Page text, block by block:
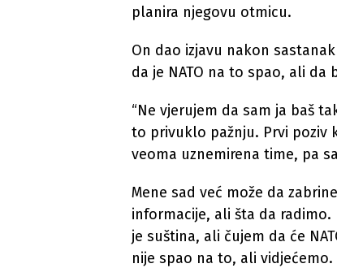
planira njegovu otmicu.
On dao izjavu nakon
da je NATO na to spao, ali
“Ne vjerujem da sam ja baš
to privuklo pažnju. Prvi poziv
veoma uznemirena time, pa
Mene sad već može da
informacije, ali šta da
je suština, ali čujem da će
nije spao na to, ali